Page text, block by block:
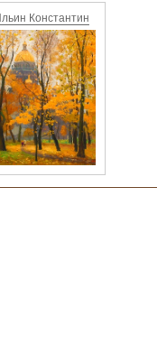
Константин